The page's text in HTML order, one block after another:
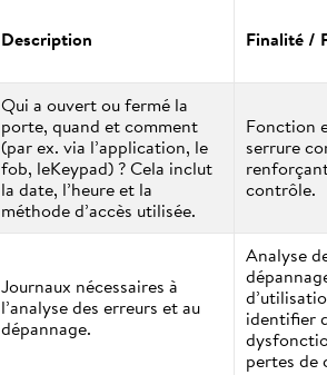
Description Finalité /
Qui a ouvert ou fermé la
porte, quand et comment
(par ex. via l’application, le
fob, leKeypad) ? Cela inclut
la date, l’heure et la
méthode d’accès utilisée.
Fonction
serrure
contrôle.
Journaux nécessaires à
l’analyse des erreurs et au
dépannage.
Analyse
identifier
pertes de